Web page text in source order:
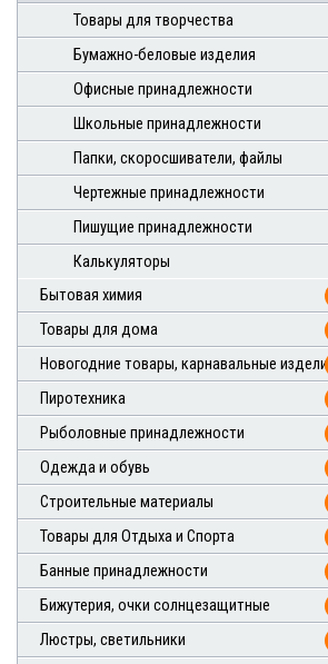
Товары для творчества
Бумажно-беловые изделия
Офисные принадлежности
Школьные принадлежности
Папки, скоросшиватели, файлы
Чертежные принадлежности
Пишущие принадлежности
Калькуляторы
Бытовая химия
Товары для дома
Новогодние товары, карнавальные изделия
Пиротехника
Рыболовные принадлежности
Одежда и обувь
Строительные материалы
Товары для Отдыха и Спорта
Банные принадлежности
Бижутерия, очки солнцезащитные
Люстры, светильники